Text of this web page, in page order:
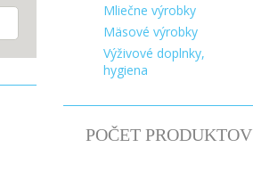
Mliečne výrobky
Mäsové výrobky
Výživové doplnky,
hygiena
POČET PRODUKTOV